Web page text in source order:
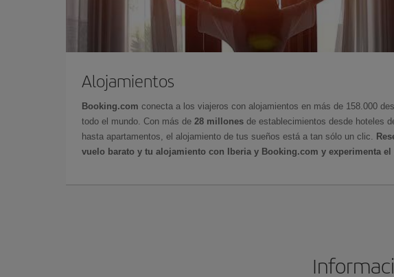
Alojamientos
Booking.com conecta a los viajeros con alojamientos en más de 158.000
todo el mundo. Con más de 28 millones de establecimientos desde hoteles
hasta apartamentos, el alojamiento de tus sueños está a tan sólo un clic.
vuelo barato y tu alojamiento con Iberia y Booking.com y experimenta el